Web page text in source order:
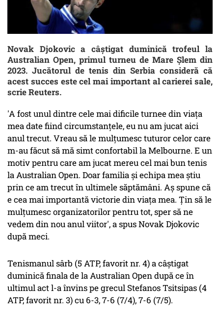
Novak Djokovic a câştigat duminică trofeul la
Australian Open, primul turneu de Mare Şlem din
2023. Jucătorul de tenis din Serbia consideră că
acest succes este cel mai important al carierei sale,
scrie Reuters.
'A fost unul dintre cele mai dificile turnee din viaţa
mea date fiind circumstanţele, eu nu am jucat aici
anul trecut. Vreau să le mulţumesc tuturor celor care
m-au făcut să mă simt confortabil la Melbourne. E un
motiv pentru care am jucat mereu cel mai bun tenis
la Australian Open. Doar familia şi echipa mea ştiu
prin ce am trecut în ultimele săptămâni. Aş spune că
e cea mai importantă victorie din viaţa mea. Ţin să le
mulţumesc organizatorilor pentru tot, sper să ne
vedem din nou anul viitor', a spus Novak Djokovic
după meci.
Tenismanul sârb (5 ATP, favorit nr. 4) a câştigat
duminică finala de la Australian Open după ce în
ultimul act l-a învins pe grecul Stefanos Tsitsipas (4
ATP, favorit nr. 3) cu 6-3, 7-6 (7/4), 7-6 (7/5).